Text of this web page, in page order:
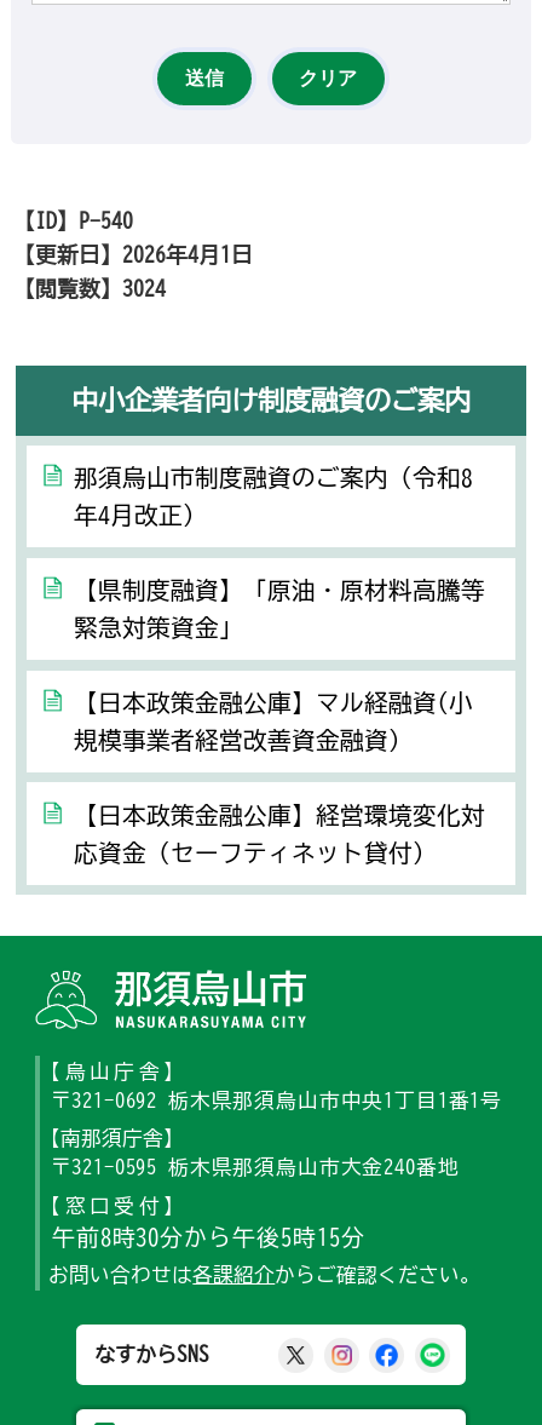
【ID】
P-540
【更新日】 2026年4月1日
【閲覧数】3024
中小企業者向け制度融資のご案内
那須烏山市制度融資のご案内（令和8
年4月改正）
【県制度融資】「原油・原材料高騰等
緊急対策資金」
【日本政策金融公庫】マル経融資(小
規模事業者経営改善資金融資）
【日本政策金融公庫】経営環境変化対
応資金（セーフティネット貸付）
【烏山庁舎】
〒321-0692 栃木県那須烏山市中央1丁目1番1号
【南那須庁舎】
〒321-0595 栃木県那須烏山市大金240番地
【窓口受付】
午前8時30分から午後5時15分
お問い合わせは各課紹介からご確認ください。
なすからSNS 那須烏山市公式X
那須烏山市公式
那須烏山市